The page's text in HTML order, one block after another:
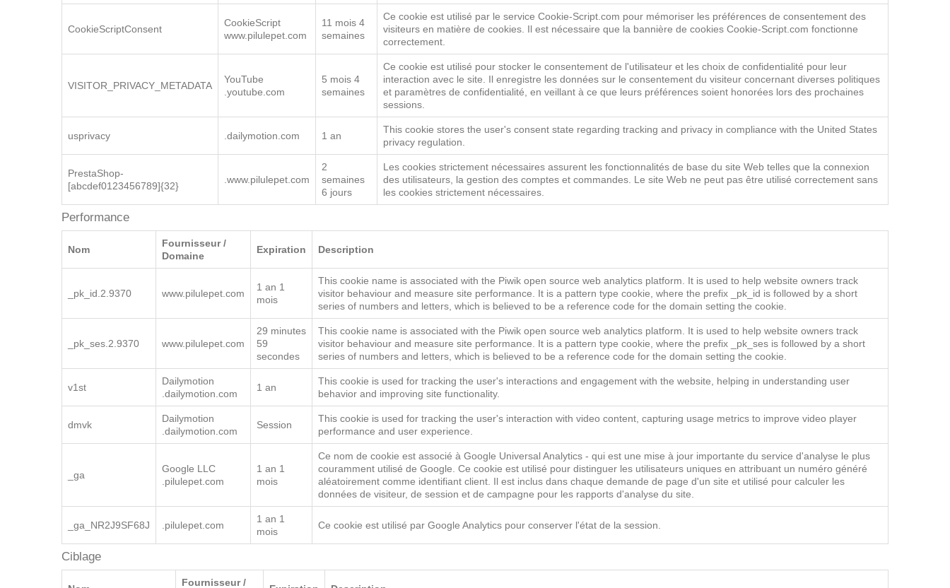
Nom
Fournisseur /
Domaine
Expiration Description
www.pilulepet.com
semaines
Ce cookie est utilisé par le service Cookie-Script.com pour mémoriser les préférences de consentement des
visiteurs en matière de cookies. Il est nécessaire que la bannière de cookies Cookie-Script.com fonctionne
correctement.
YouTube
.youtube.com
5 mois 4
semaines
Ce cookie est utilisé pour stocker le consentement de l'utilisateur et les choix de confidentialité pour leur
interaction avec le site. Il enregistre les données sur le consentement du visiteur concernant diverses politiques
et paramètres de confidentialité, en veillant à ce que leurs préférences soient honorées lors des prochaines
sessions.
usprivacy .dailymotion.com
This cookie stores the user's consent state regarding tracking and privacy in compliance with the United States
privacy regulation.
PrestaShop-
[abcdef0123456789]{32}
2
6 jours
Les cookies strictement nécessaires assurent les fonctionnalités de base du site Web telles que la connexion
les cookies strictement nécessaires.
Performance
Nom
Domaine
Expiration Description
1 an 1
mois
This cookie name is associated with the Piwik open source web analytics platform. It is used to help website owners track
visitor behaviour and measure site performance. It is a pattern type cookie, where the prefix _pk_id is followed by a short
series of numbers and letters, which is believed to be a reference code for the domain setting the cookie.
_pk_ses.2.9370 www.pilulepet.com
29 minutes
59
This cookie name is associated with the Piwik open source web analytics platform. It is used to help website owners track
visitor behaviour and measure site performance. It is a pattern type cookie, where the prefix _pk_ses is followed by a short
series of numbers and letters, which is believed to be a reference code for the domain setting the cookie.
v1st
Dailymotion
.dailymotion.com
1 an
This cookie is used for tracking the user's interactions and engagement with the website, helping in understanding user
behavior and improving site functionality.
.dailymotion.com
Session
This cookie is used for tracking the user's interaction with video content, capturing usage metrics to improve video player
performance and user experience.
Google LLC
.pilulepet.com
1 an 1
mois
Ce nom de cookie est associé à Google Universal Analytics - qui est une mise à jour importante du service d'analyse le plus
couramment utilisé de Google. Ce cookie est utilisé pour distinguer les utilisateurs uniques en attribuant un numéro généré
aléatoirement comme identifiant client. Il est inclus dans chaque demande de page d'un site et utilisé pour calculer les
données de visiteur, de session et de campagne pour les rapports d'analyse du site.
_ga_NR2J9SF68J
mois